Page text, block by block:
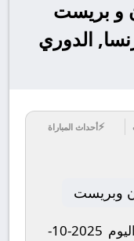
و بريست
10-19 في فرنسا, الدوري
⚡أحداث المباراة
وبريست
تترقب الجماهير مواجهة نارية اليوم 2025-10-